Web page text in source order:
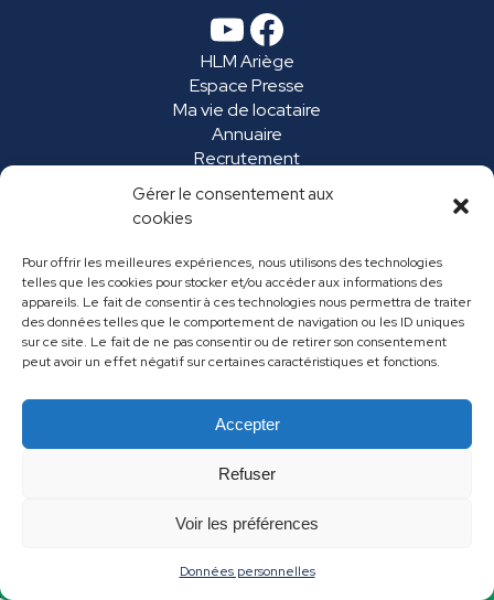
Gérer le consentement aux
cookies
Pour offrir les meilleures expériences, nous utilisons des technologies
telles que les cookies pour stocker et/ou accéder aux informations des
appareils. Le fait de consentir à ces technologies nous permettra de traiter
des données telles que le comportement de navigation ou les ID uniques
sur ce site. Le fait de ne pas consentir ou de retirer son consentement
peut avoir un effet négatif sur certaines caractéristiques et fonctions.
Accepter
Refuser
Voir les préférences
Données personnelles
YouTube Facebook
HLM Ariège
Espace Presse
Ma vie de locataire
Annuaire
Recrutement
Marchés publics
FAQ
Mentions légales
Données personnelles
Contact